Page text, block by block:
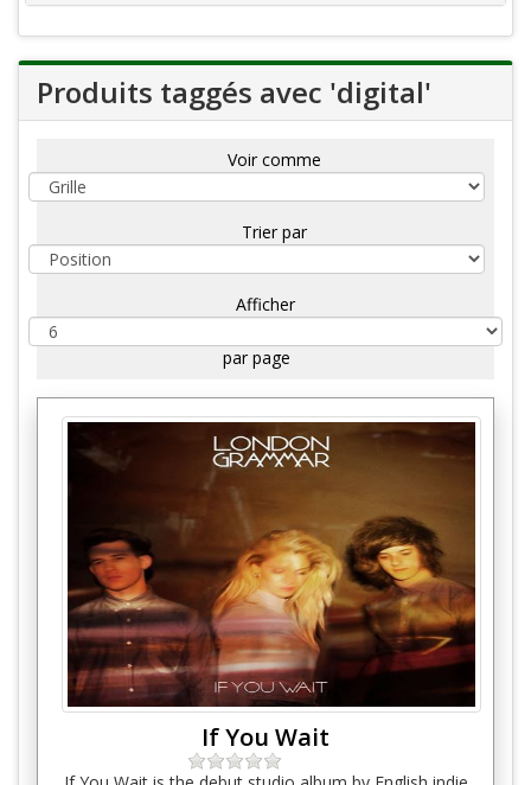
Produits taggés avec 'digital'
Voir comme
Trier par
Afficher
par page
If You Wait